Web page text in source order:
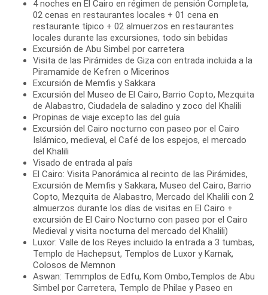
4 noches en El Cairo en régimen de pensión Completa,
02 cenas en restaurantes locales + 01 cena en
restaurante típico + 02 almuerzos en restaurantes
locales durante las excursiones, todo sin bebidas
Excursión de Abu Simbel por carretera
Visita de las Pirámides de Giza con entrada incluida a la
Piramamide de Kefren o Micerinos
Excursión de Memfis y Sakkara
Excursión del Museo de El Cairo, Barrio Copto, Mezquita
de Alabastro, Ciudadela de saladino y zoco del Khalili
Propinas de viaje excepto las del guía
Excursión del Cairo nocturno con paseo por el Cairo
Islámico, medieval, el Café de los espejos, el mercado
del Khalili
Visado de entrada al país
El Cairo: Visita Panorámica al recinto de las Pirámides,
Excursión de Memfis y Sakkara, Museo del Cairo, Barrio
Copto, Mezquita de Alabastro, Mercado del Khalili con 2
almuerzos durante los días de visitas en El Cairo +
excursión de El Cairo Nocturno con paseo por el Cairo
Medieval y visita nocturna del mercado del Khalili)
Luxor: Valle de los Reyes incluido la entrada a 3 tumbas,
Templo de Hachepsut, Templos de Luxor y Karnak,
Colosos de Memnon
Aswan: Temmplos de Edfu, Kom Ombo,Templos de Abu
Simbel por Carretera, Templo de Philae y Paseo en